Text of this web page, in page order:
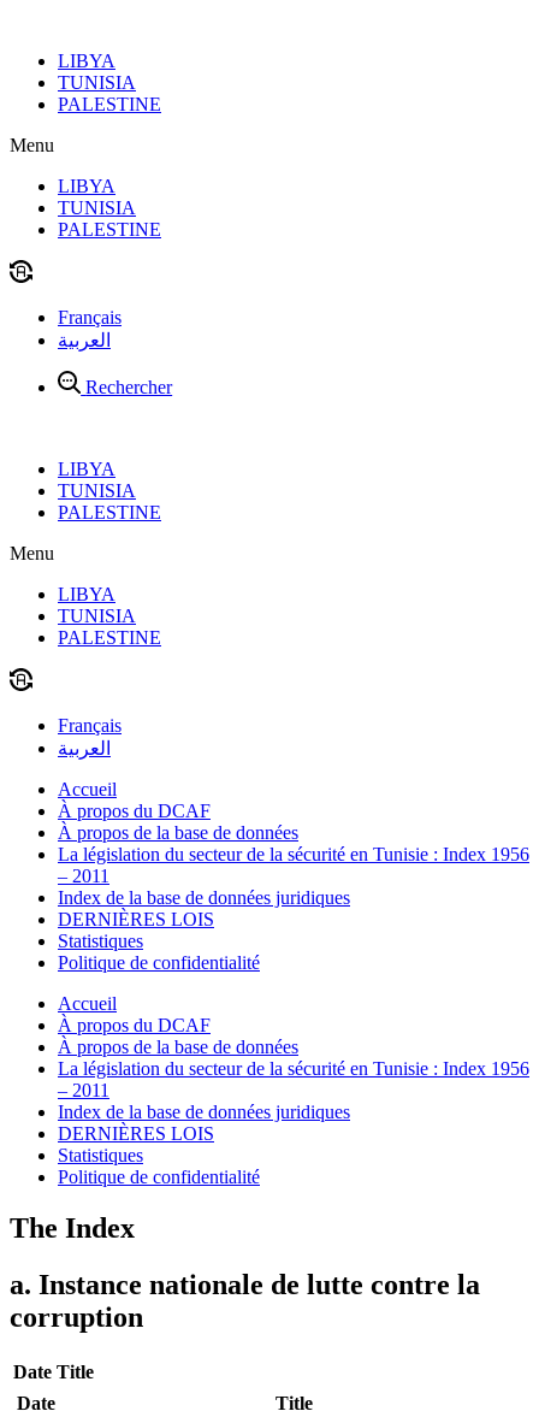
contenuLIBYA
TUNISIA
PALESTINE
Menu
LIBYA
TUNISIA
PALESTINE
Français
العربية
Rechercher
LIBYA
TUNISIA
PALESTINE
Menu
LIBYA
TUNISIA
PALESTINE
Français
العربية
Accueil
À propos du DCAF
À propos de la base de données
La législation du secteur de la sécurité en Tunisie : Index 1956
– 2011
Index de la base de données juridiques
DERNIÈRES LOIS
Statistiques
Politique de confidentialité
Accueil
À propos du DCAF
À propos de la base de données
La législation du secteur de la sécurité en Tunisie : Index 1956
– 2011
Index de la base de données juridiques
DERNIÈRES LOIS
Statistiques
Politique de confidentialité
The Index
a. Instance nationale de lutte contre la
corruption
Date Title
Date
Title